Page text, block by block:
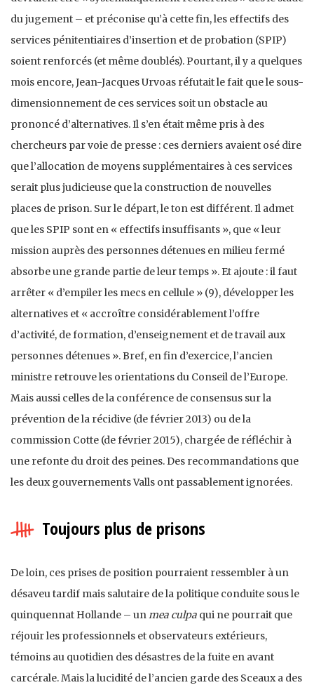
du jugement – et préconise qu’à cette fin, les effectifs des
services pénitentiaires d’insertion et de probation (SPIP)
soient renforcés (et même doublés). Pourtant, il y a quelques
mois encore, Jean-Jacques Urvoas réfutait le fait que le sous-
dimensionnement de ces services soit un obstacle au
prononcé d’alternatives. Il s’en était même pris à des
chercheurs par voie de presse : ces derniers avaient osé dire
que l’allocation de moyens supplémentaires à ces services
serait plus judicieuse que la construction de nouvelles
places de prison. Sur le départ, le ton est différent. Il admet
que les SPIP sont en « effectifs insuffisants », que « leur
mission auprès des personnes détenues en milieu fermé
absorbe une grande partie de leur temps ». Et ajoute : il faut
arrêter « d’empiler les mecs en cellule » (9), développer les
alternatives et « accroître considérablement l’offre
d’activité, de formation, d’enseignement et de travail aux
personnes détenues ». Bref, en fin d’exercice, l’ancien
ministre retrouve les orientations du Conseil de l’Europe.
Mais aussi celles de la conférence de consensus sur la
prévention de la récidive (de février 2013) ou de la
commission Cotte (de février 2015), chargée de réfléchir à
une refonte du droit des peines. Des recommandations que
les deux gouvernements Valls ont passablement ignorées.
Toujours plus de prisons
De loin, ces prises de position pourraient ressembler à un
désaveu tardif mais salutaire de la politique conduite sous le
quinquennat Hollande – un mea culpa qui ne pourrait que
réjouir les professionnels et observateurs extérieurs,
témoins au quotidien des désastres de la fuite en avant
carcérale. Mais la lucidité de l’ancien garde des Sceaux a des